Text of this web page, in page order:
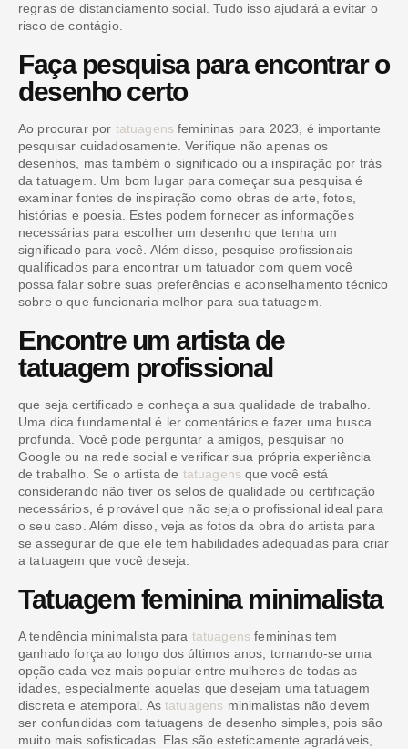
regras de distanciamento social. Tudo isso ajudará a evitar o
risco de contágio.
Faça pesquisa para encontrar o
desenho certo
Ao procurar por tatuagens femininas para 2023, é importante
pesquisar cuidadosamente. Verifique não apenas os
desenhos, mas também o significado ou a inspiração por trás
da tatuagem. Um bom lugar para começar sua pesquisa é
examinar fontes de inspiração como obras de arte, fotos,
histórias e poesia. Estes podem fornecer as informações
necessárias para escolher um desenho que tenha um
significado para você. Além disso, pesquise profissionais
qualificados para encontrar um tatuador com quem você
possa falar sobre suas preferências e aconselhamento técnico
sobre o que funcionaria melhor para sua tatuagem.
Encontre um artista de
tatuagem profissional
que seja certificado e conheça a sua qualidade de trabalho.
Uma dica fundamental é ler comentários e fazer uma busca
profunda. Você pode perguntar a amigos, pesquisar no
Google ou na rede social e verificar sua própria experiência
de trabalho. Se o artista de tatuagens que você está
considerando não tiver os selos de qualidade ou certificação
necessários, é provável que não seja o profissional ideal para
o seu caso. Além disso, veja as fotos da obra do artista para
se assegurar de que ele tem habilidades adequadas para criar
a tatuagem que você deseja.
Tatuagem feminina minimalista
A tendência minimalista para tatuagens femininas tem
ganhado força ao longo dos últimos anos, tornando-se uma
opção cada vez mais popular entre mulheres de todas as
idades, especialmente aquelas que desejam uma tatuagem
discreta e atemporal. Astatuagens minimalistas não devem
ser confundidas com tatuagens de desenho simples, pois são
muito mais sofisticadas. Elas são esteticamente agradáveis,